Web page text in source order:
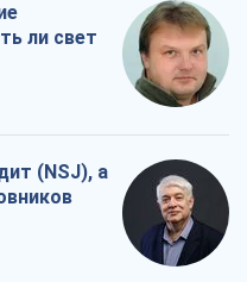
ли свет
(NSJ), а